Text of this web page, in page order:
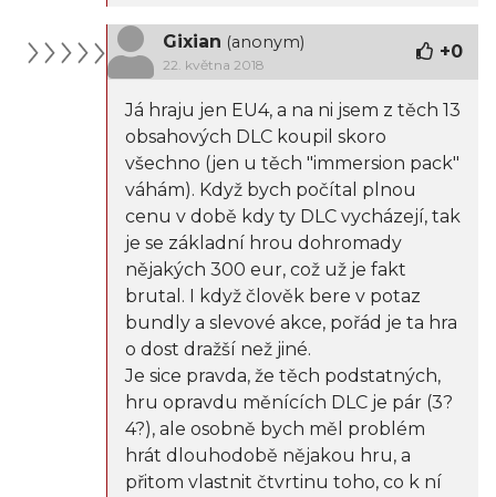
Gixian (anonym)
22. května 2018
+0
Já hraju jen EU4, a na ni jsem z těch 13
obsahových DLC koupil skoro
všechno (jen u těch "immersion pack"
váhám). Když bych počítal plnou
cenu v době kdy ty DLC vycházejí, tak
je se základní hrou dohromady
nějakých 300 eur, což už je fakt
brutal. I když člověk bere v potaz
bundly a slevové akce, pořád je ta hra
o dost dražší než jiné.
Je sice pravda, že těch podstatných,
hru opravdu měnících DLC je pár (3?
4?), ale osobně bych měl problém
hrát dlouhodobě nějakou hru, a
přitom vlastnit čtvrtinu toho, co k ní